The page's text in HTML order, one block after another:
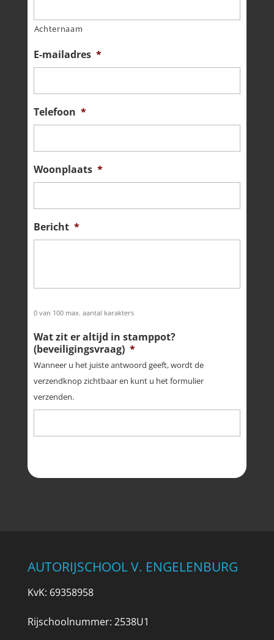
Achternaam
E-mailadres *
Telefoon *
Woonplaats *
Bericht *
0 van 100 max. aantal karakters
Wat zit er altijd in stamppot?
(beveiligingsvraag) *
Wanneer u het juiste antwoord geeft, wordt de
verzendknop zichtbaar en kunt u het formulier
verzenden.
AUTORIJSCHOOL V. ENGELENBURG
KvK: 69358958
Rijschoolnummer: 2538U1